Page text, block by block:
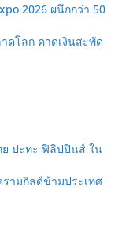
2026 ผนึกกว่า 50
ดโลก คาดเงินสะพัด
ย ปะทะ ฟิลิปปินส์ ใน
ามกิลด์ข้ามประเทศ